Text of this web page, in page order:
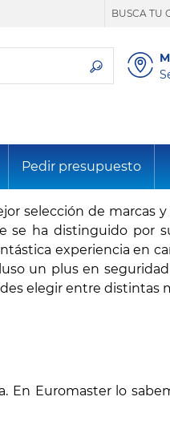
BUSCA TU
Pedir presupuesto
selección de marcas
se ha distinguido por
experiencia en
un plus en
elegir entre distintas
En Euromaster lo